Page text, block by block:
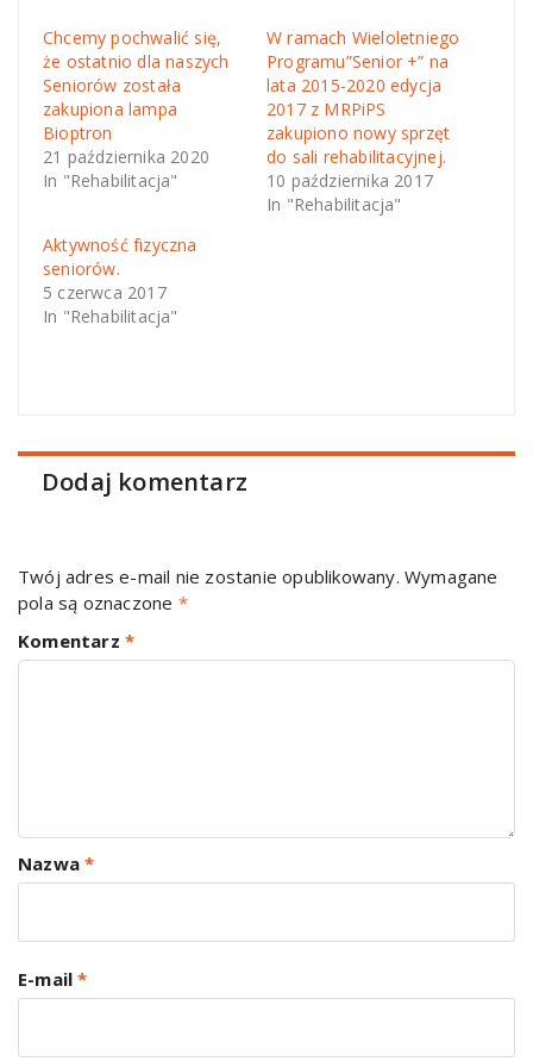
Chcemy pochwalić się,
że ostatnio dla naszych
Seniorów została
zakupiona lampa
Bioptron
21 października 2020
In "Rehabilitacja"
W ramach Wieloletniego
Programu”Senior +” na
lata 2015-2020 edycja
2017 z MRPiPS
zakupiono nowy sprzęt
do sali rehabilitacyjnej.
10 października 2017
In "Rehabilitacja"
Aktywność fizyczna
seniorów.
5 czerwca 2017
In "Rehabilitacja"
Dodaj komentarz
Twój adres e-mail nie zostanie opublikowany. Wymagane
pola są oznaczone *
Komentarz *
Nazwa*
E-mail*